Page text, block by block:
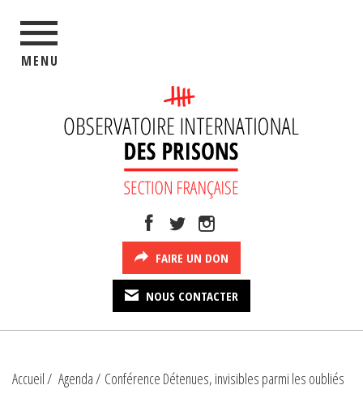
MENU
FAIRE UN DON
NOUS CONTACTER
Accueil Agenda Conférence Détenues, invisibles parmi les oubliés